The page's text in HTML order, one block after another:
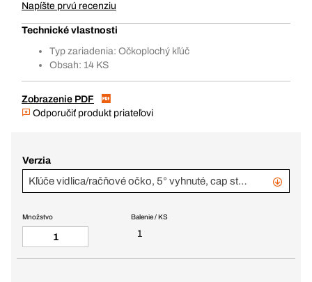
Napíšte prvú recenziu
Technické vlastnosti
Typ zariadenia: Očkoplochý kľúč
Obsah: 14 KS
Zobrazenie PDF
Odporučiť produkt priateľovi
Verzia
Kľúče vidlica/račňové očko, 5° vyhnuté, cap stop, 14-dielna sada
Balenie / KS
1
Množstvo